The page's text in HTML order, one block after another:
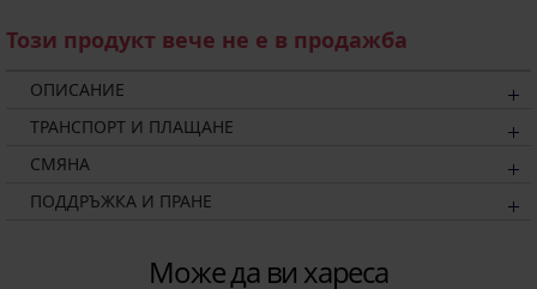
Този продукт вече не е в продажба
ОПИСАНИЕ
ТРАНСПОРТ И ПЛАЩАНЕ
СМЯНА
ПОДДРЪЖКА И ПРАНЕ
Може да ви хареса